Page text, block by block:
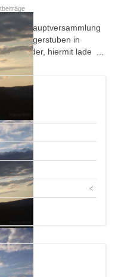
Bürgerstuben in
hiermit lade ...